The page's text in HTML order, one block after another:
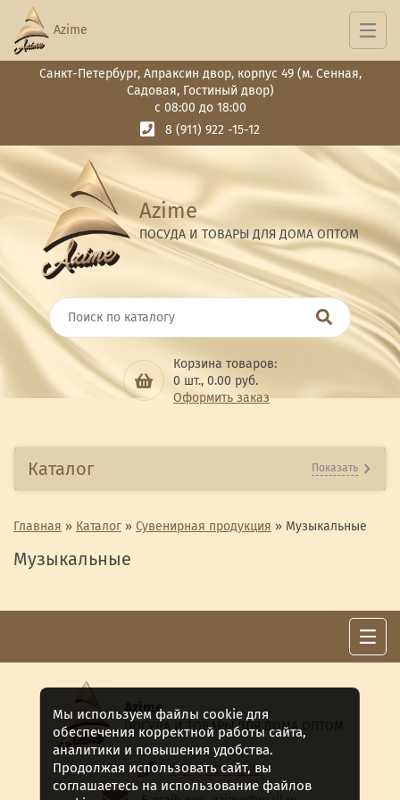
Санкт-Петербург, Апраксин двор, корпус 49 (м. Сенная,
Садовая, Гостиный двор)
с 08:00 до 18:00
8 (911) 922 -15-12
Azime
ПОСУДА И ТОВАРЫ ДЛЯ ДОМА ОПТОМ
Корзина товаров:
0 шт., 0.00 руб.
Оформить заказ
Azime
Каталог Показать
Главная » Каталог » Сувенирная продукция » Музыкальные
Музыкальные
Azime
ПОСУДА И ТОВАРЫ ДЛЯ ДОМА ОПТОМ
8 (911) 922 -15-12
Мы используем файлы cookie для
обеспечения корректной работы сайта,
аналитики и повышения удобства.
Продолжая использовать сайт, вы
соглашаетесь на использование файлов